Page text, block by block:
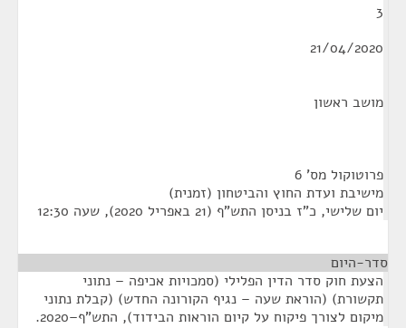
3
21/04/2020
מושב ראשון
פרוטוקול מס' 6
מישיבת ועדת החוץ והביטחון (זמנית)
יום שלישי, כ"ז בניסן התש"ף (21 באפריל 2020), שעה 12:30
סדר-היום
הצעת חוק סדר הדין הפלילי (סמכויות אכיפה – נתוני
תקשורת) (הוראת שעה – נגיף הקורונה החדש) (קבלת נתוני
מיקום לצורך פיקוח על קיום הוראות הבידוד), התש"ף–2020.